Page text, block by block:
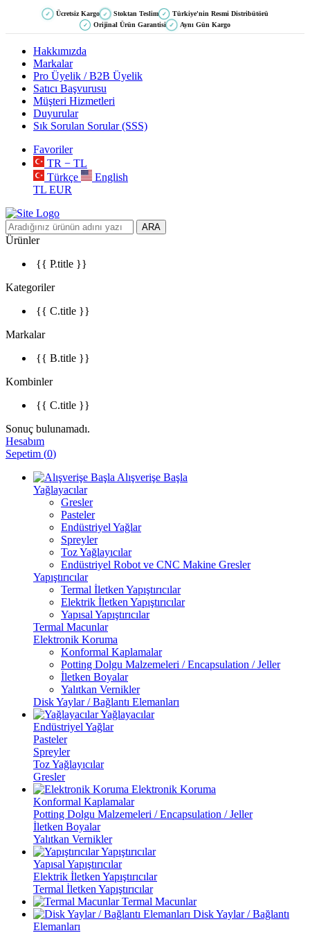
✓ Ücretsiz Kargo ✓ Stoktan Teslim ✓ Türkiye'nin Resmi Distribütörü
✓ Orijinal Ürün Garantisi ✓ Aynı Gün Kargo
Hakkımızda
Markalar
Pro Üyelik / B2B Üyelik
Satıcı Başvurusu
Müşteri Hizmetleri
Duyurular
Sık Sorulan Sorular (SSS)
Favoriler
TR − TL
Türkçe
English
TL EUR
ARA
Ürünler
{{ P.title }}
Kategoriler
{{ C.title }}
Markalar
{{ B.title }}
Kombinler
{{ C.title }}
Sonuç bulunamadı.
Hesabım
Sepetim (0)
Alışverişe Başla
Yağlayacılar
Gresler
Pasteler
Endüstriyel Yağlar
Spreyler
Toz Yağlayıcılar
Endüstriyel Robot ve CNC Makine Gresler
Yapıştırıcılar
Termal İletken Yapıştırıcılar
Elektrik İletken Yapıştırıcılar
Yapısal Yapıştırıcılar
Termal Macunlar
Elektronik Koruma
Konformal Kaplamalar
Potting Dolgu Malzemeleri / Encapsulation / Jeller
İletken Boyalar
Yalıtkan Vernikler
Disk Yaylar / Bağlantı Elemanları
Yağlayacılar
Endüstriyel Yağlar
Pasteler
Spreyler
Toz Yağlayıcılar
Gresler
Elektronik Koruma
Konformal Kaplamalar
Potting Dolgu Malzemeleri / Encapsulation / Jeller
İletken Boyalar
Yalıtkan Vernikler
Yapıştırıcılar
Yapısal Yapıştırıcılar
Elektrik İletken Yapıştırıcılar
Termal İletken Yapıştırıcılar
Termal Macunlar
Disk Yaylar / Bağlantı
Elemanları